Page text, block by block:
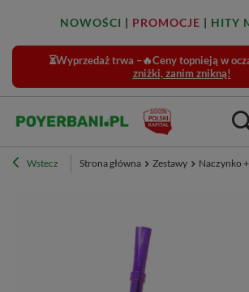
NOWOŚCI | PROMOCJE | HITY
⏳Wyprzedaż trwa –🔥Ceny topnieją w
zniżki, zanim znikną!
Wstecz Strona główna Zestawy Naczynko